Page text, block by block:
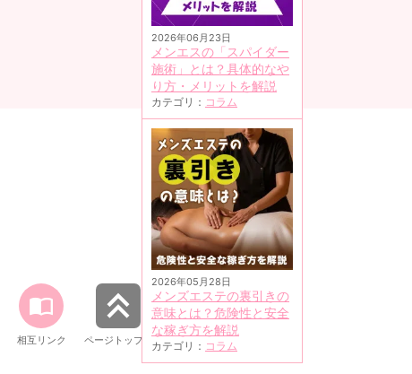
2026年06月23日
メンエスの「スパイダー
施術」とは？具体的なや
り方・メリットを解説
カテゴリ： コラム
2026年05月28日
メンズエステの裏引きの
意味とは？危険性と安全
な稼ぎ方を解説
カテゴリ： コラム
相互リンク ページトップへ